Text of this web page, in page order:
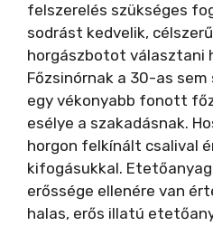
felszerelés szükséges
sodrást kedvelik,
horgászbotot választani
Főzsinórnak a 30-as
egy vékonyabb fonott
esélye a szakadásnak.
horgon felkínált csalival
kifogásukkal.
erőssége ellenére van
halas, erős illatú